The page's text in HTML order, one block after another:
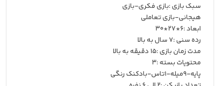
سبك بازي :بازی فکری-بازی
هیجانی-بازی تعاملی
ابعاد :6*27*30
رده سني :7 سال به بالا
مدت زمان بازي :15 دقیقه به بالا
محتويات بسته :3
پایه-9میله-1تاس-بادکنک رنگی